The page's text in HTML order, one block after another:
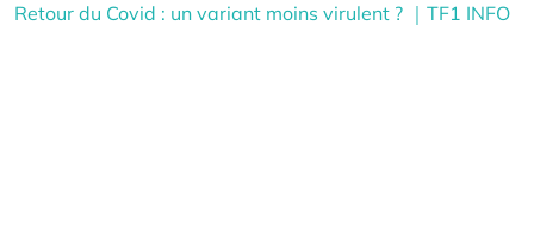
Retour du Covid : un variant moins virulent ? ｜TF1 INFO